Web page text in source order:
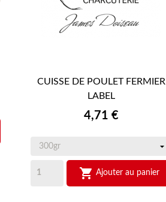
APERÇU RAPIDE
CUISSE DE POULET FERMIER
LABEL
Prix
4,71 €
 Ajouter au panier